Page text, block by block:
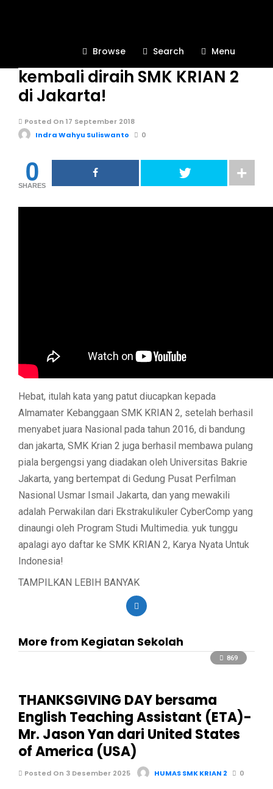
Browse Search Menu
Predikat Juara 3 Nasional
kembali diraih SMK KRIAN 2
di Jakarta!
Posted On 17 September 2018
Indra Wahyu Suliswanto
0
0
SHARES
Hebat, itulah kata yang patut diucapkan kepada
Almamater Kebanggaan SMK KRIAN 2, setelah berhasil
menyabet juara Nasional pada tahun 2016, di bandung
dan jakarta, SMK Krian 2 juga berhasil membawa pulang
piala bergengsi yang diadakan oleh Universitas Bakrie
Jakarta, yang bertempat di Gedung Pusat Perfilman
Nasional Usmar Ismail Jakarta, dan yang mewakili
adalah Perwakilan dari Ekstrakulikuler CyberComp yang
dinaungi oleh Program Studi Multimedia. yuk tunggu
apalagi ayo daftar ke SMK KRIAN 2, Karya Nyata Untuk
Indonesia!
TAMPILKAN LEBIH BANYAK
More from Kegiatan Sekolah
869
THANKSGIVING DAY bersama
English Teaching Assistant (ETA)-
Mr. Jason Yan dari United States
of America (USA)
Posted On 3 Desember 2025 HUMAS SMK KRIAN 2 0